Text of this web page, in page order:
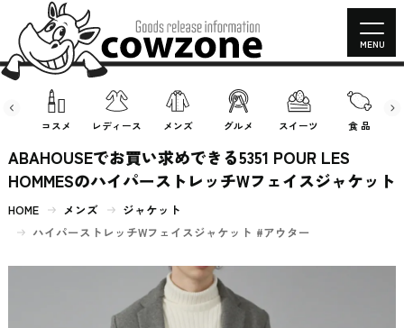
コスメ レディース メンズ グルメ スイーツ 食 品
MENU
ABAHOUSEでお買い求めできる5351 POUR LES
HOMMESのハイパーストレッチWフェイスジャケット
HOME メンズ
ジャケット
ハイパーストレッチWフェイスジャケット #アウター